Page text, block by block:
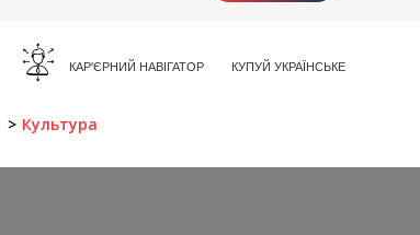
КАР'ЄРНИЙ НАВІГАТОР КУПУЙ УКРАЇНСЬКЕ
Культура